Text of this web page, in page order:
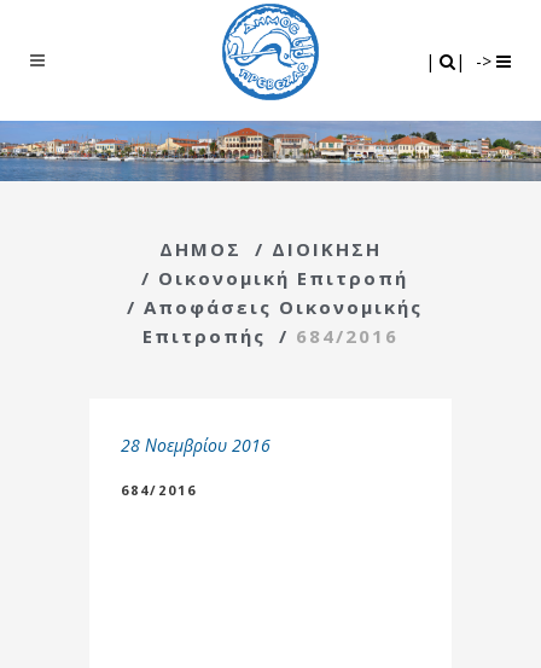
| | ->
ΔΗΜΟΣ / ΔΙΟΙΚΗΣΗ
/ Οικονομική Επιτροπή
/ Αποφάσεις Οικονομικής
Επιτροπής
/ 684/2016
28 Νοεμβρίου 2016
684/2016